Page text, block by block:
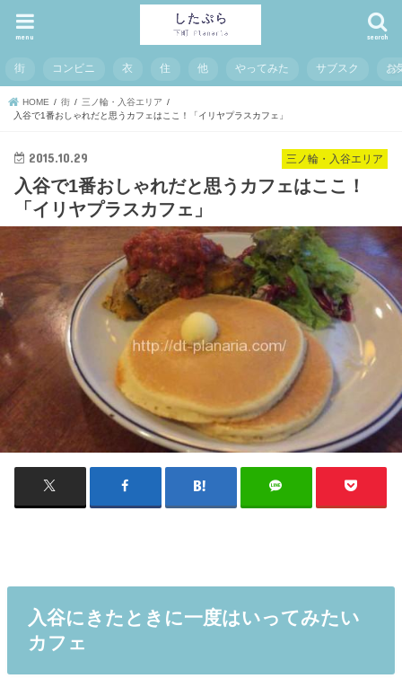
search
menu
街 コンビニ 衣 住 他 やってみた サブスク お
HOME 街
三ノ輪・入谷エリア
入谷で1番おしゃれだと思うカフェはここ！「イリヤプラスカフェ」
三ノ輪・入谷エリア
2015.10.29
入谷で1番おしゃれだと思うカフェはここ！
「イリヤプラスカフェ」
入谷にきたときに一度はいってみたい
カフェ